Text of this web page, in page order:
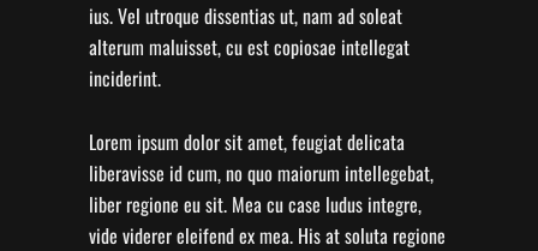
ius. Vel utroque dissentias ut, nam ad soleat
alterum maluisset, cu est copiosae intellegat
inciderint.
Lorem ipsum dolor sit amet, feugiat delicata
liberavisse id cum, no quo maiorum intellegebat,
liber regione eu sit. Mea cu case ludus integre,
vide viderer eleifend ex mea. His at soluta regione